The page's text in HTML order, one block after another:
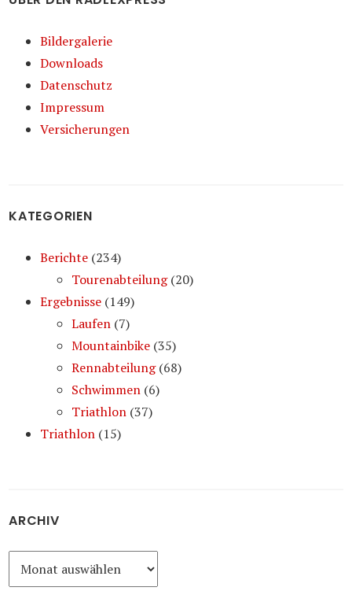
Bildergalerie
Downloads
Datenschutz
Impressum
Versicherungen
KATEGORIEN
Berichte (234)
Tourenabteilung(20)
Ergebnisse (149)
Laufen (7)
Mountainbike (35)
Rennabteilung(68)
Schwimmen (6)
Triathlon (37)
Triathlon (15)
ARCHIV
Archiv